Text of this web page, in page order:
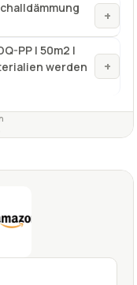
+
PP | 50m2 |
werden
+